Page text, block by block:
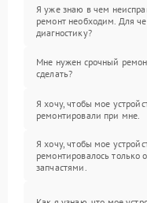
Я уже знаю в чем
ремонт необходим. Для
диагностику?
Мне нужен срочный
сделать?
Я хочу, чтобы мое
ремонтировали при мне.
Я хочу, чтобы мое
ремонтировалось только
запчастями.